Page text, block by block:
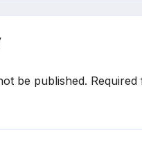
be published. Required